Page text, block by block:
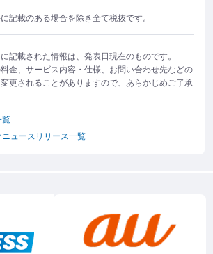
記載のある場合を除き全て税抜です。
記載された情報は、発表日現在のものです。
金、サービス内容・仕様、お問い合わせ先などの
更されることがありますので、あらかじめご了承
覧
ュースリリース一覧
ィンドウで開く 新規ウィンドウで